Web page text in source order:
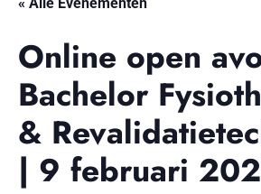
Online open
Bachelor
&
| 9 februari